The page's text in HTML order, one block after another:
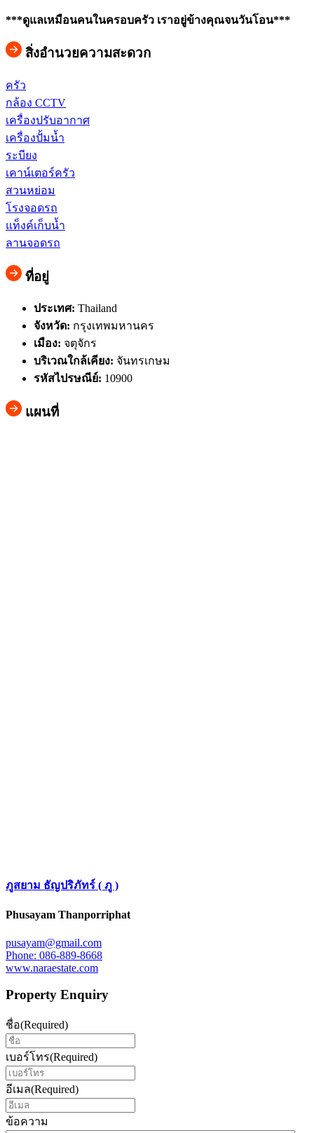
***ดูแลเหมือนคนในครอบครัว เราอยู่ข้างคุณจนวันโอน***
สิ่งอำนวยความสะดวก
ครัว
กล้อง CCTV
เครื่องปรับอากาศ
เครื่องปั้มน้ำ
ระบียง
เคาน์เตอร์ครัว
สวนหย่อม
โรงจอดรถ
แท็งค์เก็บน้ำ
ลานจอดรถ
ที่อยู่
ประเทศ: Thailand
จังหวัด: กรุงเทพมหานคร
เมือง: จตุจักร
บริเวณใกล้เคียง: จันทรเกษม
รหัสไปรษณีย์: 10900
แผนที่
ภูสยาม ธัญปริภัทร์ ( ภู )
Phusayam Thanporriphat
pusayam@gmail.com
Phone: 086-889-8668
www.naraestate.com
Property Enquiry
ชื่อ(Required)
เบอร์โทร(Required)
อีเมล(Required)
ข้อความ